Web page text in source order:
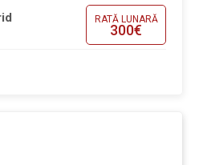
RATĂ LUNARĂ
300€